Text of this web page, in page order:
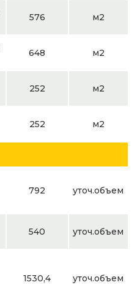
576 м2
648 м2
252 м2
252 м2
792 уточ.объем
540 уточ.объем
1530,4 уточ.объем